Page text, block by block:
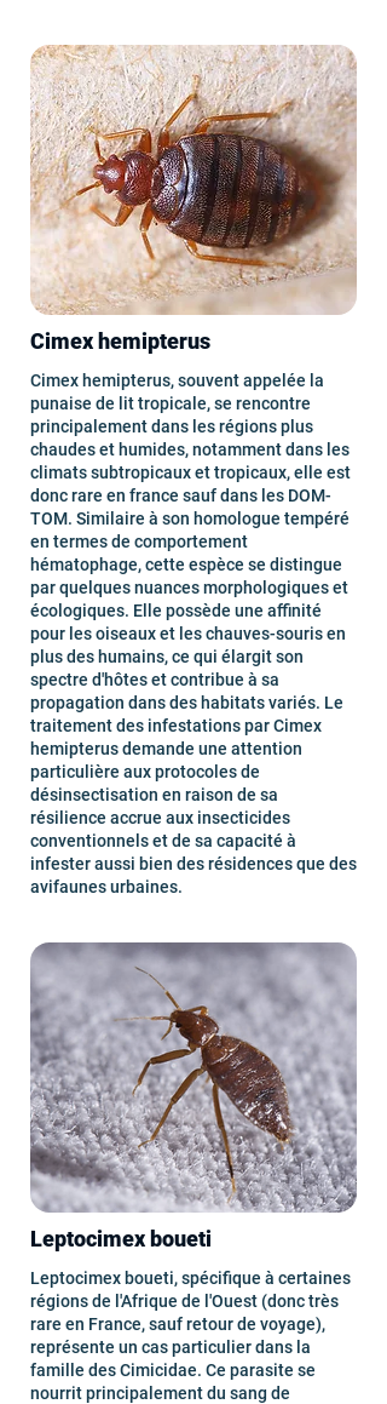
Cimex hemipterus
Cimex hemipterus, souvent appelée la
punaise de lit tropicale, se rencontre
principalement dans les régions plus
chaudes et humides, notamment dans les
climats subtropicaux et tropicaux, elle est
donc rare en france sauf dans les DOM-
TOM. Similaire à son homologue tempéré
en termes de comportement
hématophage, cette espèce se distingue
par quelques nuances morphologiques et
écologiques. Elle possède une affinité
pour les oiseaux et les chauves-souris en
plus des humains, ce qui élargit son
spectre d'hôtes et contribue à sa
propagation dans des habitats variés. Le
traitement des infestations par Cimex
hemipterus demande une attention
particulière aux protocoles de
désinsectisation en raison de sa
résilience accrue aux insecticides
conventionnels et de sa capacité à
infester aussi bien des résidences que des
avifaunes urbaines.
Leptocimex boueti
Leptocimex boueti, spécifique à certaines
régions de l'Afrique de l'Ouest (donc très
rare en France, sauf retour de voyage),
représente un cas particulier dans la
famille des Cimicidae. Ce parasite se
nourrit principalement du sang de